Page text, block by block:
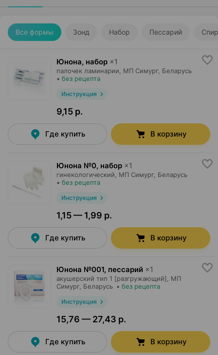
Все формы Зонд Набор Пессарий
Юнона, набор ×1
палочек ламинарии, МП Симург, Беларусь
• без рецепта
Инструкция
9,15 р.
Где купить В корзину
Юнона №0, набор ×1
гинекологический, МП Симург, Беларусь
• без рецепта
Инструкция
1,15 — 1,99 р.
Где купить В корзину
Юнона №001, пессарий ×1
акушерский тип 1 [разгружающий],
МП
Симург, Беларусь • без рецепта
Инструкция
15,76 — 27,43 р.
Где купить В корзину